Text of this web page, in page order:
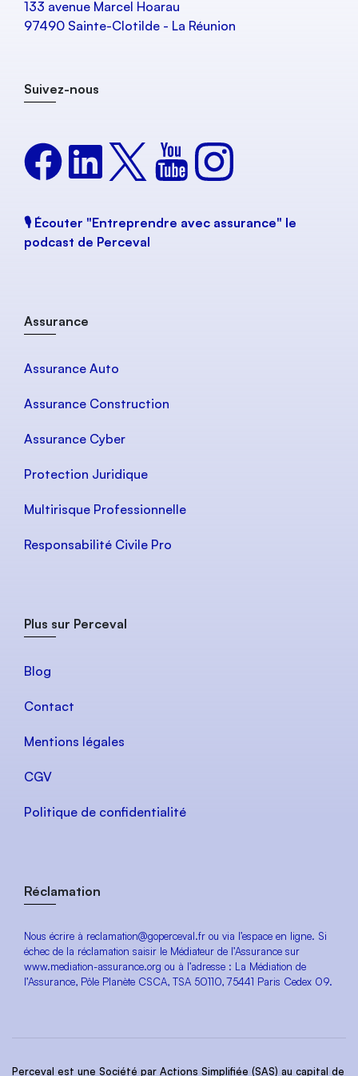
133 avenue Marcel Hoarau
97490 Sainte-Clotilde - La Réunion
Suivez-nous
🎙️ Écouter "Entreprendre avec assurance" le
podcast de Perceval
Assurance
Assurance Auto
Assurance Construction
Assurance Cyber
Protection Juridique
Multirisque Professionnelle
Responsabilité Civile Pro
Plus sur Perceval
Blog
Contact
Mentions légales
CGV
Politique de confidentialité
Réclamation
Nous écrire à reclamation@goperceval.fr ou via l’espace en ligne. Si
échec de la réclamation saisir le Médiateur de l’Assurance sur
www.mediation-assurance.org ou à l’adresse : La Médiation de
l’Assurance, Pôle Planète CSCA, TSA 50110, 75441 Paris Cedex 09.
Perceval est une Société par Actions Simplifiée (SAS) au capital de